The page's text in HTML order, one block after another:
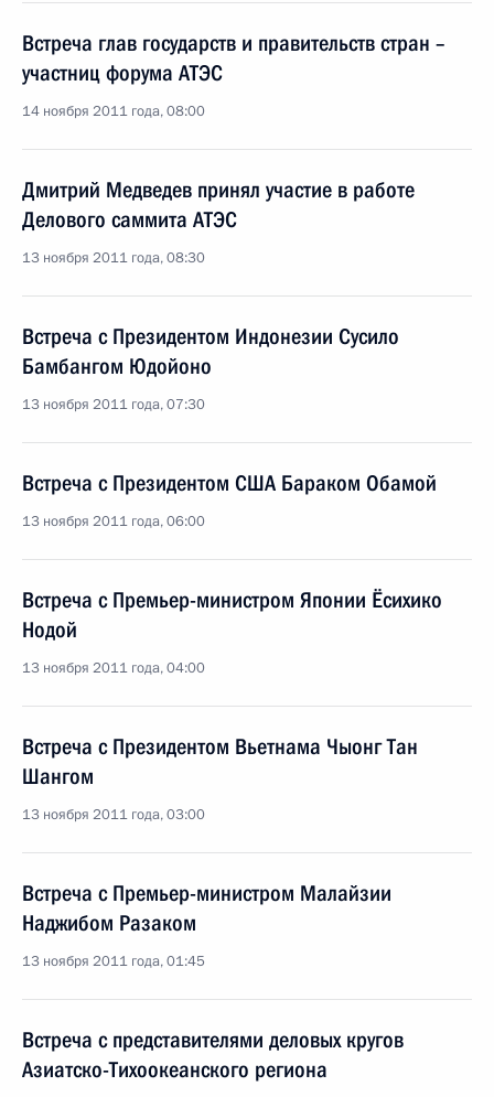
Встреча глав государств и правительств стран –
участниц форума АТЭС
14 ноября 2011 года, 08:00
Дмитрий Медведев принял участие в работе
Делового саммита АТЭС
13 ноября 2011 года, 08:30
Встреча с Президентом Индонезии Сусило
Бамбангом Юдойоно
13 ноября 2011 года, 07:30
Встреча с Президентом США Бараком Обамой
13 ноября 2011 года, 06:00
Встреча с Премьер-министром Японии Ёсихико
Нодой
13 ноября 2011 года, 04:00
Встреча с Президентом Вьетнама Чыонг Тан
Шангом
13 ноября 2011 года, 03:00
Встреча с Премьер-министром Малайзии
Наджибом Разаком
13 ноября 2011 года, 01:45
Встреча с представителями деловых кругов
Азиатско-Тихоокеанского региона